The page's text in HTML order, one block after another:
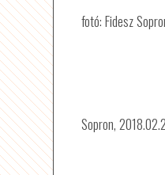
fotó: Fidesz
Sopron,